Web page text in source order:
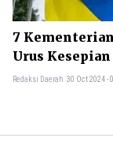
7
Urus Kesepian
Redaksi Daerah 30 Oct 2024 -